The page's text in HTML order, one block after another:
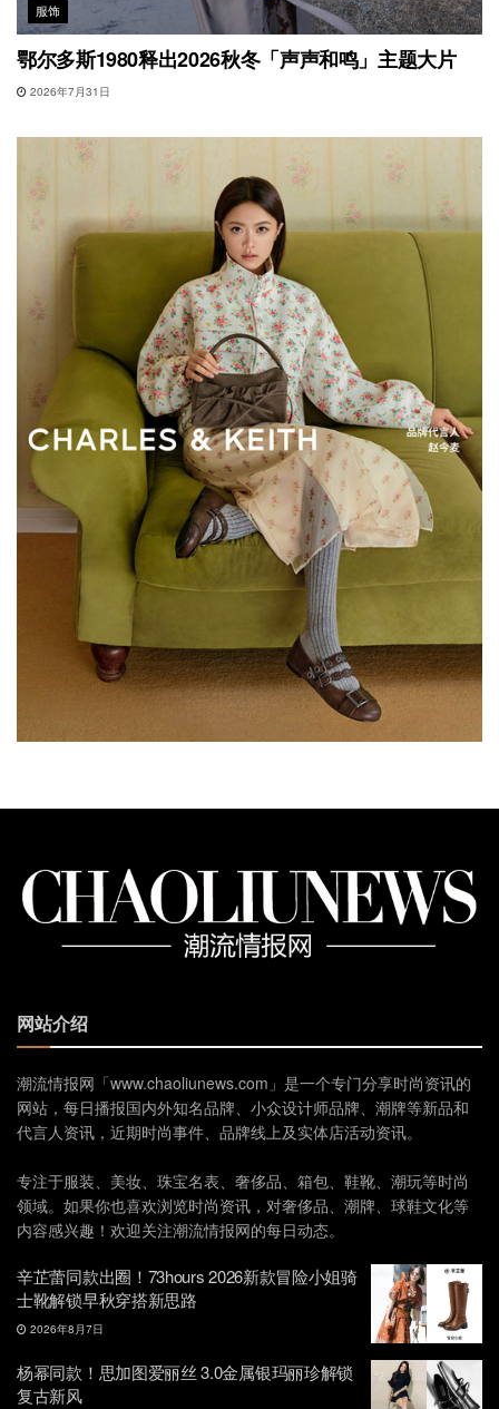
服饰
鄂尔多斯1980释出2026秋冬「声声和鸣」主题大片
2026年7月31日
网站介绍
潮流情报网「www.chaoliunews.com」是一个专门分享时尚资讯的
网站，每日播报国内外知名品牌、小众设计师品牌、潮牌等新品和
代言人资讯，近期时尚事件、品牌线上及实体店活动资讯。
专注于服装、美妆、珠宝名表、奢侈品、箱包、鞋靴、潮玩等时尚
领域。如果你也喜欢浏览时尚资讯，对奢侈品、潮牌、球鞋文化等
内容感兴趣！欢迎关注潮流情报网的每日动态。
辛芷蕾同款出圈！73hours 2026新款冒险小姐骑
士靴解锁早秋穿搭新思路
2026年8月7日
杨幂同款！思加图爱丽丝 3.0金属银玛丽珍解锁
复古新风